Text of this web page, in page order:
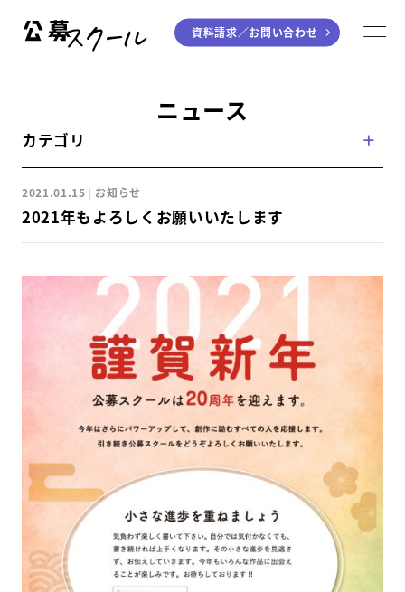
ジャンルから探す
小説
エッセイ
ライティング
音楽（作詞・作曲）
学び方から探す
デジタル講座
入門・実践講座
個別指南講座
スクールマガジン
コンセプト
受講の流れ
ニュース
資料請求／お問い合わせ
ニュース
カテゴリ
2021.01.15 お知らせ
2021年もよろしくお願いいたします